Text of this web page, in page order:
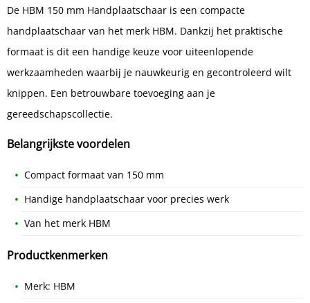
De HBM 150 mm Handplaatschaar is een compacte
handplaatschaar van het merk HBM. Dankzij het praktische
formaat is dit een handige keuze voor uiteenlopende
werkzaamheden waarbij je nauwkeurig en gecontroleerd wilt
knippen. Een betrouwbare toevoeging aan je
gereedschapscollectie.
Belangrijkste voordelen
Compact formaat van 150 mm
Handige handplaatschaar voor precies werk
Van het merk HBM
Productkenmerken
Merk: HBM